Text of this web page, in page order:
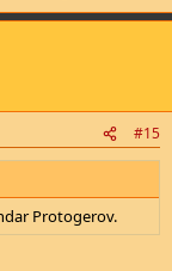
#15
Protogerov.